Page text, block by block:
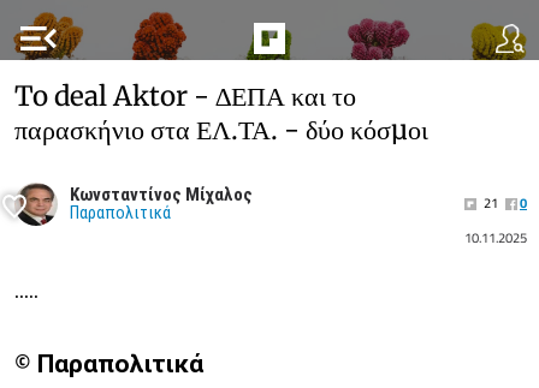
menu_open
To deal Aktor - ∆ΕΠΑ και το
παρασκήνιο στα ΕΛ.ΤΑ. - δύο κόσµοι
Κωνσταντίνος Μίχαλος
Παραπολιτικά 21
0
10.11.2025
.....
© Παραπολιτικά